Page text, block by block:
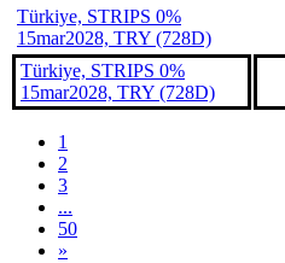
Türkiye, STRIPS 0%
15mar2028, TRY (728D)
Türkiye, STRIPS 0%
15mar2028, TRY (728D)
1
2
3
...
50
»